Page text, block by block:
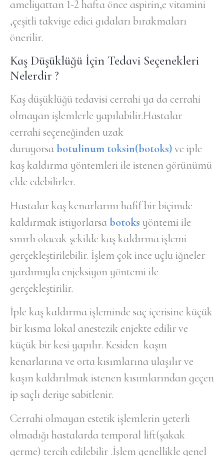
ameliyattan 1-2 hafta önce aspirin,e vitamini
,çeşitli takviye edici gıdaları bırakmaları
önerilir.
Kaş Düşüklüğü İçin Tedavi Seçenekleri
Nelerdir ?
Kaş düşüklüğü tedavisi cerrahi ya da cerrahi
olmayan işlemlerle yapılabilir.Hastalar
cerrahi seçeneğinden uzak
duruyorsa botulinum toksin(botoks)ve iple
kaş kaldırma yöntemleri ile istenen görünümü
elde edebilirler.
Hastalar kaş kenarlarını hafif bir biçimde
kaldırmak istiyorlarsa botoks yöntemi ile
sınırlı olacak şekilde kaş kaldırma işlemi
gerçekleştirilebilir. İşlem çok ince uçlu iğneler
yardımıyla enjeksiyon yöntemi ile
gerçekleştirilir.
İple kaş kaldırma işleminde saç içerisine küçük
bir kısma lokal anestezik enjekte edilir ve
küçük bir kesi yapılır. Kesiden kaşın
kenarlarına ve orta kısımlarına ulaşılır ve
kaşın kaldırılmak istenen kısımlarından geçen
ip saçlı deriye sabitlenir.
Cerrahi olmayan estetik işlemlerin yeterli
olmadığı hastalarda temporal lift(şakak
germe) tercih edilebilir .İşlem genellikle genel